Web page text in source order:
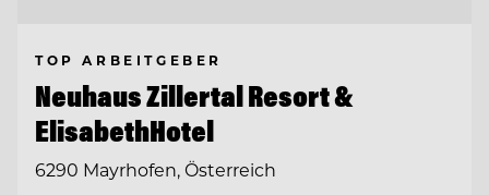
TOP ARBEITGEBER
Neuhaus Zillertal Resort &
ElisabethHotel
6290 Mayrhofen, Österreich